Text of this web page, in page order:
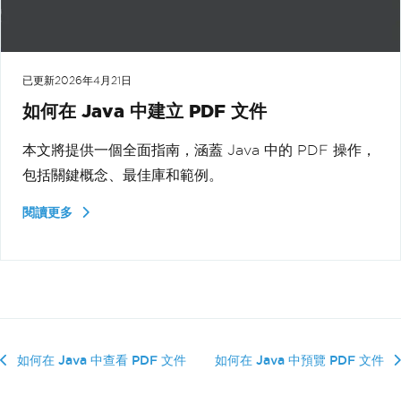
已更新2026年4月21日
如何在 Java 中建立 PDF 文件
本文將提供一個全面指南，涵蓋 Java 中的 PDF 操作，
包括關鍵概念、最佳庫和範例。
閱讀更多
如何在 Java 中查看 PDF 文件 如何在 Java 中預覽 PDF 文件